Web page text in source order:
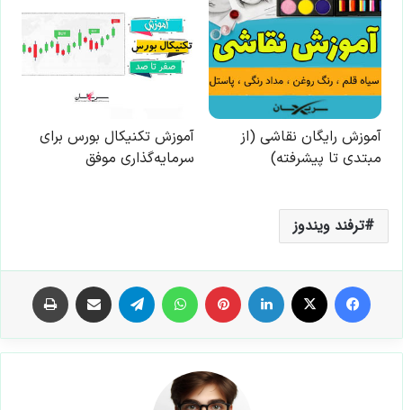
ترفند ویندوز
فیس بوک لینکدین ‫پین‌ترست تلگرام اشتراک گذاری از طریق ایمیل